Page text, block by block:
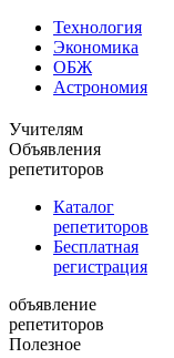
Технология
Экономика
ОБЖ
Астрономия
Учителям
Объявления
репетиторов
Каталог
репетиторов
Бесплатная
регистрация
объявление
репетиторов
Полезное